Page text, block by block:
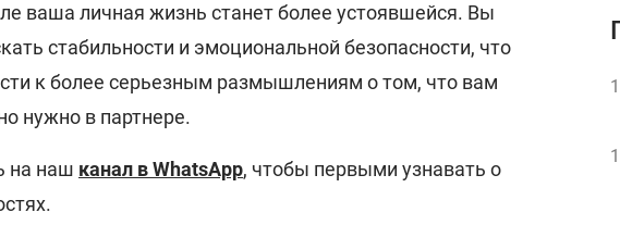
ваша личная жизнь станет более устоявшейся. Вы
стабильности и эмоциональной безопасности, что
к более серьезным размышлениям о том, что вам
нужно в партнере.
на наш канал в WhatsApp, чтобы первыми узнавать о